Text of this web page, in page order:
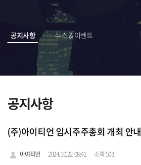
공지사항 뉴스 & 이벤트
공지사항
(주)아이티언 임시주주총회 개최 안내
아이티언 2024.10.22 08:42 조회 503